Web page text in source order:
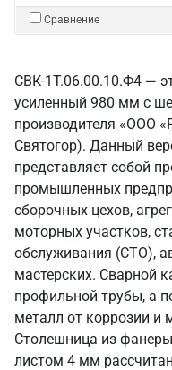
Сравнение
СВК-1Т.06.00.10.Ф4 —
усиленный 980 мм с
производителя «ООО
Святогор). Данный
представляет собой
промышленных
сборочных цехов,
моторных участков,
обслуживания (СТО),
мастерских. Сварной
профильной трубы, а
металл от коррозии и
Столешница из
листом 4 мм